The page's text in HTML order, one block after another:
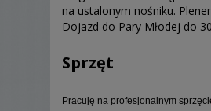
propozycje..
na ustalonym nośniku.
Dojazd do Pary Młodej do
Sprzęt
Pracuję na profesjonalnym